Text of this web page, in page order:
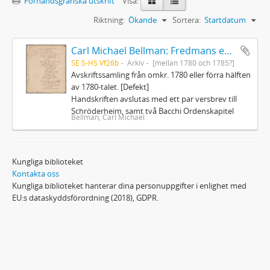
Sortera: Startdatum
Riktning: Ökande
Carl Michael Bellman: Fredmans epistlar och sånger m.fl. Bellman-texter
SE S-HS Vf26b Arkiv [mellan 1780 och 1785?]
Avskriftssamling från omkr. 1780 eller förra hälften
av 1780-talet. [Defekt]
Handskriften avslutas med ett par versbrev till
Schröderheim, samt två Bacchi Ordenskapitel
Bellman, Carl Michael
Kungliga biblioteket
Kontakta oss
Kungliga biblioteket hanterar dina personuppgifter i enlighet med
EU:s dataskyddsförordning (2018), GDPR.